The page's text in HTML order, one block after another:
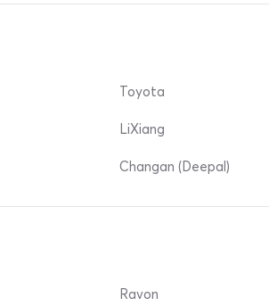
Toyota
LiXiang
Changan (Deepal)
Ravon